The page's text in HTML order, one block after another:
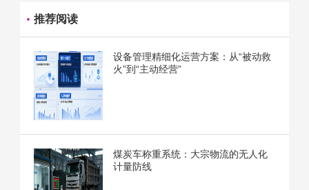
推荐阅读
设备管理精细化运营方案：从“被动救
火”到“主动经营”
煤炭车称重系统：大宗物流的无人化
计量防线